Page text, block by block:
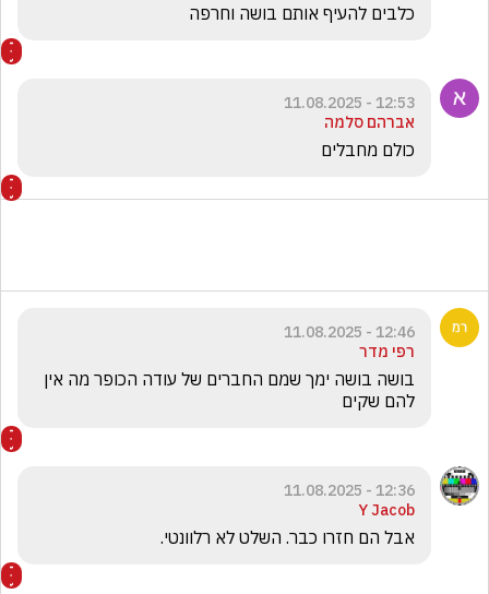
כלבים להעיף אותם בושה וחרפה
12:53 - 11.08.2025
אברהם סלמה
כולם מחבלים
12:46 - 11.08.2025
רפי מדר
להם שקים
12:36 - 11.08.2025
Y Jacob
אבל הם חזרו כבר. השלט לא רלוונטי.